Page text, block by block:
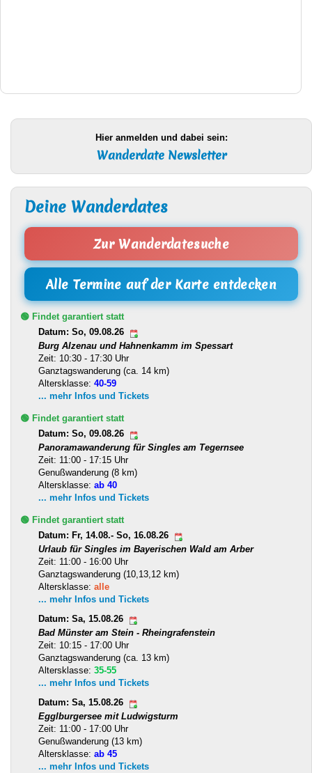
Hier anmelden und dabei sein:
Wanderdate Newsletter
Deine Wanderdates
Zur Wanderdatesuche
Alle Termine auf der Karte entdecken
🟢 Findet garantiert statt
Datum: So, 09.08.26
Burg Alzenau und Hahnenkamm im Spessart
Zeit: 10:30 - 17:30 Uhr
Ganztagswanderung (ca. 14 km)
Altersklasse: 40-59
... mehr Infos und Tickets
🟢 Findet garantiert statt
Datum: So, 09.08.26
Panoramawanderung für Singles am Tegernsee
Zeit: 11:00 - 17:15 Uhr
Genußwanderung (8 km)
Altersklasse: ab 40
... mehr Infos und Tickets
🟢 Findet garantiert statt
Datum: Fr, 14.08.- So, 16.08.26
Urlaub für Singles im Bayerischen Wald am Arber
Zeit: 11:00 - 16:00 Uhr
Ganztagswanderung (10,13,12 km)
Altersklasse: alle
... mehr Infos und Tickets
Datum: Sa, 15.08.26
Bad Münster am Stein - Rheingrafenstein
Zeit: 10:15 - 17:00 Uhr
Ganztagswanderung (ca. 13 km)
Altersklasse: 35-55
... mehr Infos und Tickets
Datum: Sa, 15.08.26
Egglburgersee mit Ludwigsturm
Zeit: 11:00 - 17:00 Uhr
Genußwanderung (13 km)
Altersklasse: ab 45
... mehr Infos und Tickets